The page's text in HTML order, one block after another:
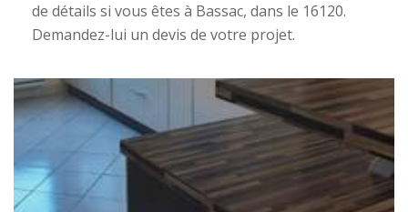
de détails si vous êtes à Bassac, dans le 16120.
Demandez-lui un devis de votre projet.